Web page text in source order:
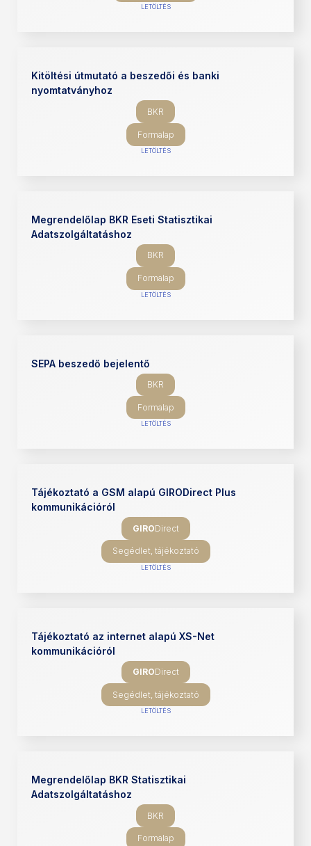
LETÖLTÉS
Kitöltési útmutató a beszedői és banki
nyomtatványhoz
BKR
Formalap
LETÖLTÉS
Megrendelőlap BKR Eseti Statisztikai
Adatszolgáltatáshoz
BKR
Formalap
LETÖLTÉS
SEPA beszedő bejelentő
BKR
Formalap
LETÖLTÉS
Tájékoztató a GSM alapú GIRODirect Plus
kommunikációról
GIRODirect
Segédlet, tájékoztató
LETÖLTÉS
Tájékoztató az internet alapú XS-Net
kommunikációról
GIRODirect
Segédlet, tájékoztató
LETÖLTÉS
Megrendelőlap BKR Statisztikai
Adatszolgáltatáshoz
BKR
Formalap